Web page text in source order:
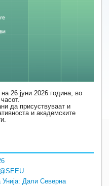
26 јуни 2026 година, во
да присуствуваат и
и академските
Унија: Дали Северна